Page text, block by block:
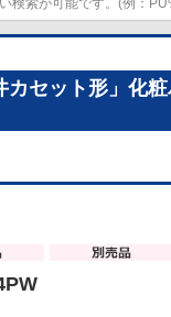
カセット形」化